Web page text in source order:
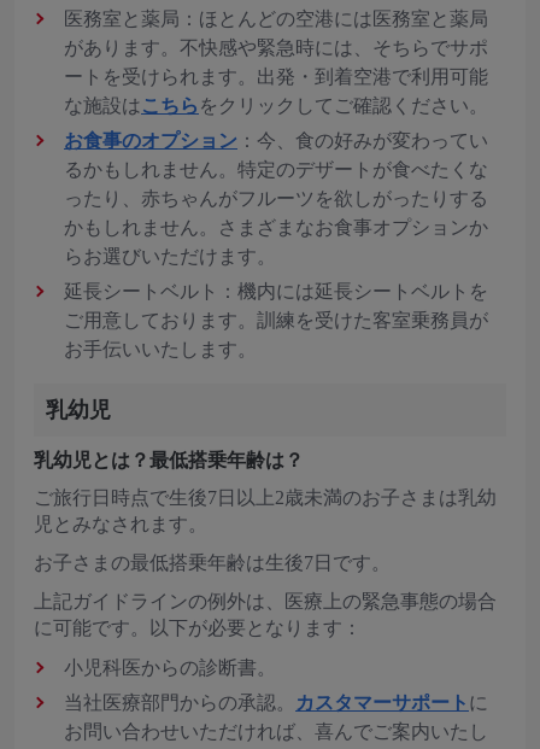
医務室と薬局：ほとんどの空港には医務室と薬局
があります。不快感や緊急時には、そちらでサポ
ートを受けられます。出発・到着空港で利用可能
な施設は こちら をクリックしてご確認ください。
お食事のオプション ：今、食の好みが変わってい
るかもしれません。特定のデザートが食べたくな
ったり、赤ちゃんがフルーツを欲しがったりする
かもしれません。さまざまなお食事オプションか
らお選びいただけます。
延長シートベルト：機内には延長シートベルトを
ご用意しております。訓練を受けた客室乗務員が
お手伝いいたします。
乳幼児
乳幼児とは？最低搭乗年齢は？
ご旅行日時点で生後7日以上2歳未満のお子さまは乳幼
児とみなされます。
お子さまの最低搭乗年齢は生後7日です。
上記ガイドラインの例外は、医療上の緊急事態の場合
に可能です。以下が必要となります：
小児科医からの診断書。
当社医療部門からの承認。
カスタマーサポート に
お問い合わせいただければ、喜んでご案内いたし